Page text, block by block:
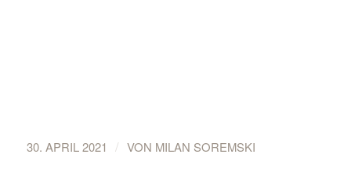
30. APRIL 2021 / VON MILAN SOREMSKI